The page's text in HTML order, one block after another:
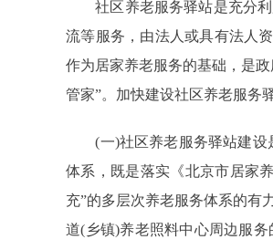
社区养老服务驿站是充分利
流等服务，由法人或具有法人
作为居家养老服务的基础，是
管家”。加快建设社区养老服务
(一)社区养老服务驿站建设是
体系，既是落实《北京市居家
充”的多层次养老服务体系的有
道(乡镇)养老照料中心周边服